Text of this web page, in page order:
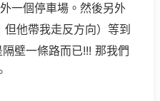
一個停車場。然後另外
他帶我走反方向）等到
壁一條路而已!!! 那我們